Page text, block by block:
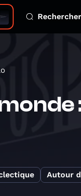
W Rechercher
Autour